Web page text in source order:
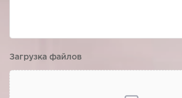
Загрузка файлов